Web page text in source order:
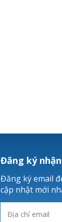
Đăng ký
Đăng ký email
cập nhật mới